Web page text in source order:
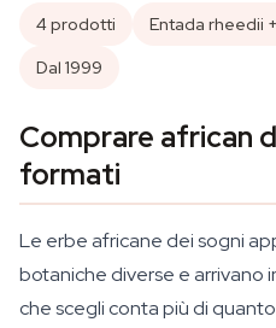
4 prodotti
Entada rheedii
Dal 1999
Comprare african
formati
Le erbe africane dei sogni
botaniche diverse e arrivano
che scegli conta più di